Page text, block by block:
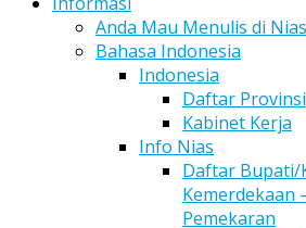
Anda Mau Menulis di
Bahasa Indonesia
Indonesia
Daftar Provinsi
Kabinet Kerja
Info Nias
Daftar Bupati/
Kemerdekaan
Pemekaran